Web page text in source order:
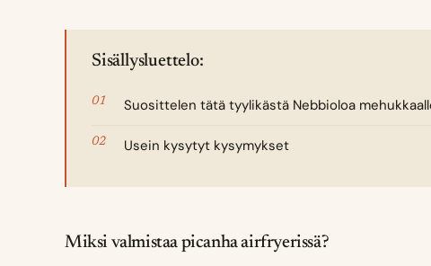
Sisällysluettelo:
Suosittelen tätä tyylikästä Nebbioloa
Usein kysytyt kysymykset
Miksi valmistaa picanha airfryerissä?